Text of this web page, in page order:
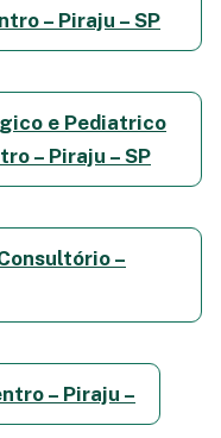
– Piraju – SP
e Pediatrico
– Piraju – SP
–
– Piraju –